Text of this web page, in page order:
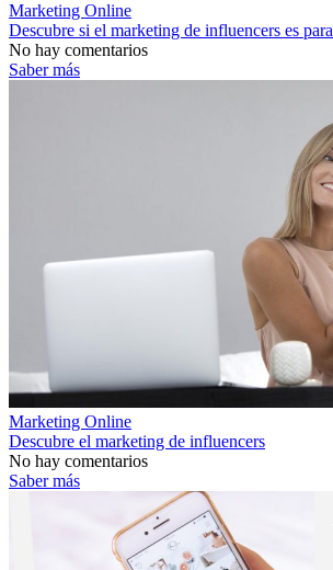
Marketing Online
Descubre si el marketing de influencers es
No hay comentarios
Saber más
Marketing Online
Descubre el marketing de influencers
No hay comentarios
Saber más